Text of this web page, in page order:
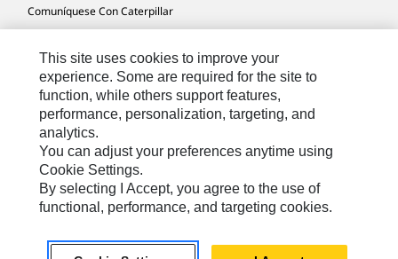
Comuníquese Con Caterpillar
Mapa Del Sitio
Cookie Settings
Avisos Legales
Privacidad
Español
reservados.
This site uses cookies to improve your
experience. Some are required for the site to
function, while others support features,
performance, personalization, targeting, and
analytics.
You can adjust your preferences anytime using
Cookie Settings.
By selecting I Accept, you agree to the use of
functional, performance, and targeting cookies.